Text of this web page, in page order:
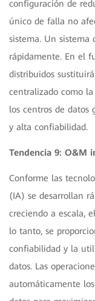
configuración de
único de falla no
sistema. Un sistema
rápidamente. En el
distribuidos
centralizado como
los centros de datos
y alta confiabilidad.
Tendencia 9: O&M
Conforme las
(IA) se desarrollan
creciendo a escala,
lo tanto, se
confiabilidad y la
datos. Las
automáticamente